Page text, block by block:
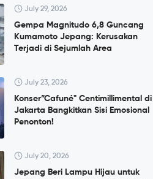
July 29, 2026
Gempa Magnitudo 6,8 Guncang
Kumamoto Jepang: Kerusakan
Terjadi di Sejumlah Area
July 23, 2026
Konser”Cafuné" Centimillimental di
Jakarta Bangkitkan Sisi Emosional
Penonton!
July 20, 2026
Jepang Beri Lampu Hijau untuk